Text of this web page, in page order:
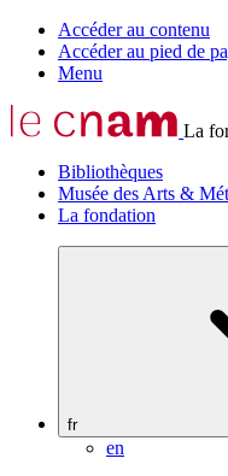
Accéder au contenu
Accéder au pied de
Menu
La
Bibliothèques
Musée des Arts &
La fondation
fr
en